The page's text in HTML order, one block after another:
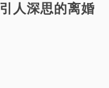
人深思的离婚